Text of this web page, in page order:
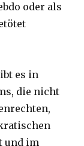
oder als
es in
die nicht
und im